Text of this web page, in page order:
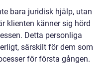
bara juridisk hjälp, utan
klienten känner sig hörd
Detta personliga
särskilt för dem som
för första gången.